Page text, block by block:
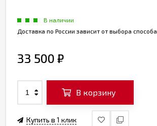
В наличии
Доставка по России зависит от выбора способа
33 500 ₽
В корзину
Купить в 1 клик